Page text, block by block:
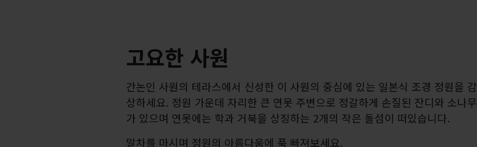
고요한 사원
간논인 사원의 테라스에서 신성한 이 사원의 중심에 있는 일본식 조경 정원을 감
상하세요. 정원 가운데 자리한 큰 연못 주변으로 정갈하게 손질된 잔디와 소나무
가 있으며 연못에는 학과 거북을 상징하는 2개의 작은 돌섬이 떠있습니다.
말차를 마시며 정원의 아름다움에 푹 빠져보세요.